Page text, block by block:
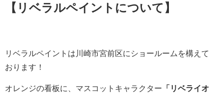
【リベラルペイントについて】
リベラルペイントは川崎市宮前区にショールームを構えて
おります ！
オレンジの看板に、マスコットキャラクター 「リベライオ